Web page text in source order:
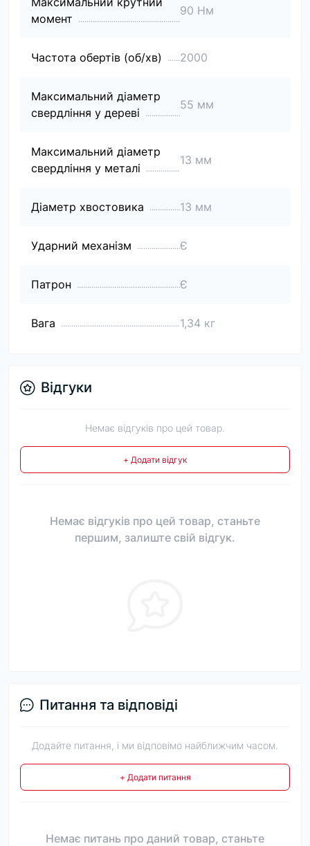
момент
90 Нм
Частота обертів (об/хв) 2000
Максимальний діаметр
свердління у дереві
55 мм
Максимальний діаметр
свердління у металі
13 мм
Діаметр хвостовика 13 мм
Ударний механізм Є
Патрон Є
Вага 1,34 кг
Відгуки
Немає відгуків про цей товар.
+ Додати відгук
Немає відгуків про цей товар, станьте
першим, залиште свій відгук.
Питання та відповіді
Додайте питання, і ми відповімо найближчим часом.
+ Додати питання
Немає питань про даний товар, станьте